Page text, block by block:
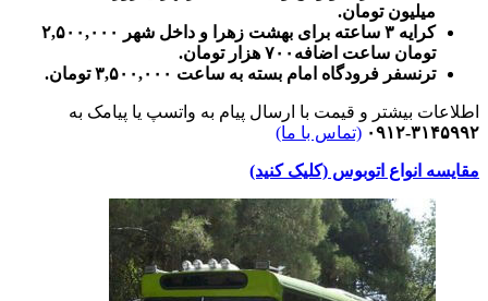
میلیون تومان.
کرایه ۳ ساعته برای بهشت زهرا و داخل شهر ۲,۵۰۰,۰۰۰
تومان ساعت اضافه۷۰۰ هزار تومان.
ترنسفر فرودگاه امام بسته به ساعت ۳,۵۰۰,۰۰۰ تومان.
اطلاعات بیشتر و قیمت با ارسال پیام به واتسپ یا پیامک به
۳۱۴۵۹۹۲-۰۹۱۲
(تماس با ما)
مقایسه انواع اتوبوس (کلیک کنید)